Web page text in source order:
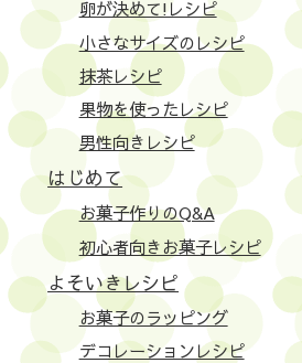
卵が決めて!レシピ
小さなサイズのレシピ
抹茶レシピ
果物を使ったレシピ
男性向きレシピ
はじめて
お菓子作りのQ&A
初心者向きお菓子レシピ
よそいきレシピ
お菓子のラッピング
デコレーションレシピ